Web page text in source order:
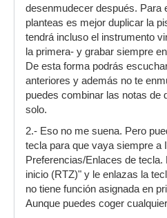
desenmudecer después. Para
planteas es mejor duplicar la
tendrá incluso el instrumento
la primera- y grabar siempre
De esta forma podrás
anteriores y además no te
puedes combinar las notas de
solo.
2.- Eso no me suena. Pero
tecla para que vaya siempre a
Preferencias/Enlaces de tecla.
inicio (RTZ)" y le enlazas la
no tiene función asignada en
Aunque puedes coger